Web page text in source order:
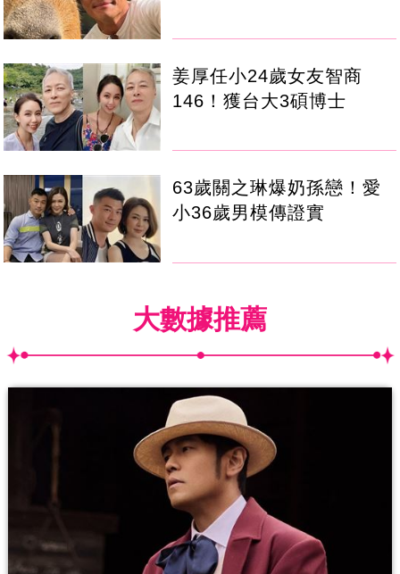
姜厚任小24歲女友智商
146！獲台大3碩博士
63歲關之琳爆奶孫戀！愛
小36歲男模傳證實
大數據推薦